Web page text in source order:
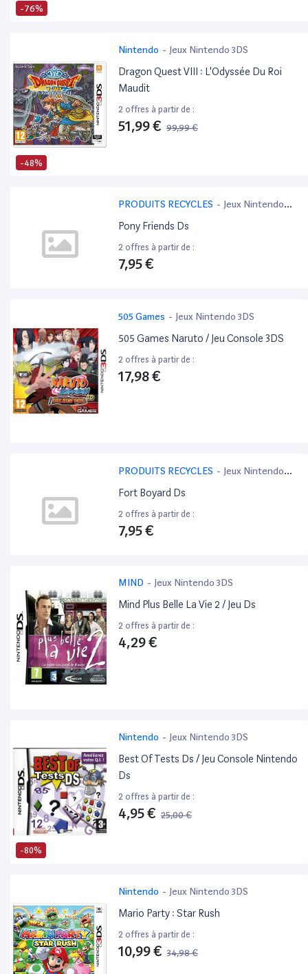
-76%
-48%
Nintendo - Jeux Nintendo 3DS
Dragon Quest VIII : L'Odyssée Du Roi
Maudit
2 offres à partir de :
51,99 € 99,99 €
PRODUITS RECYCLES - Jeux Nintendo
3DS
Pony Friends Ds
2 offres à partir de :
7,95 €
505 Games - Jeux Nintendo 3DS
505 Games Naruto / Jeu Console 3DS
2 offres à partir de :
17,98 €
PRODUITS RECYCLES - Jeux Nintendo
3DS
Fort Boyard Ds
2 offres à partir de :
7,95 €
MIND - Jeux Nintendo 3DS
Mind Plus Belle La Vie 2 / Jeu Ds
2 offres à partir de :
4,29 €
-80%
Nintendo - Jeux Nintendo 3DS
Best Of Tests Ds / Jeu Console Nintendo
Ds
2 offres à partir de :
4,95 € 25,00 €
Nintendo - Jeux Nintendo 3DS
Mario Party : Star Rush
2 offres à partir de :
10,99 € 34,98 €